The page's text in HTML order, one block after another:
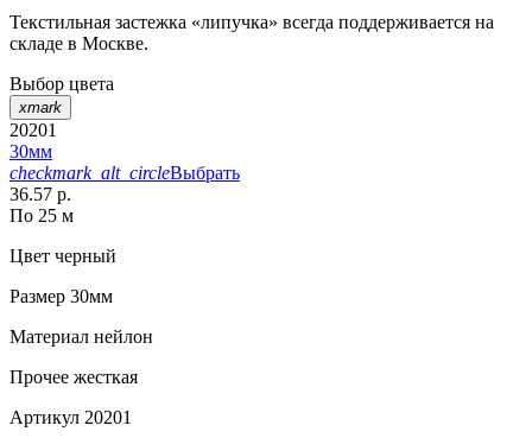
Текстильная застежка «липучка» всегда поддерживается на
складе в Москве.
Выбор цвета
xmark
20201
30мм
checkmark_alt_circleВыбрать
36.57 р.
По 25 м
Цвет черный
Размер 30мм
Материал нейлон
Прочее жесткая
Артикул 20201